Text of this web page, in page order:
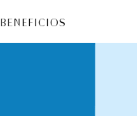
BENEFICIOS